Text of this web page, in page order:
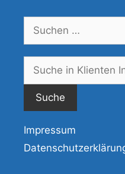
Suchen
nach:
Impressum